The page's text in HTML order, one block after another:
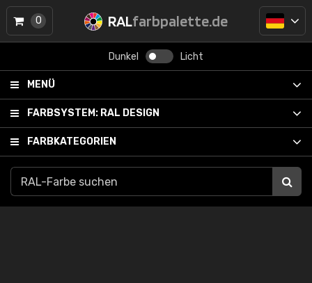
RALfarbpalette.de
Dunkel Licht
MENÜ
FARBSYSTEM: RAL DESIGN
FARBKATEGORIEN
0